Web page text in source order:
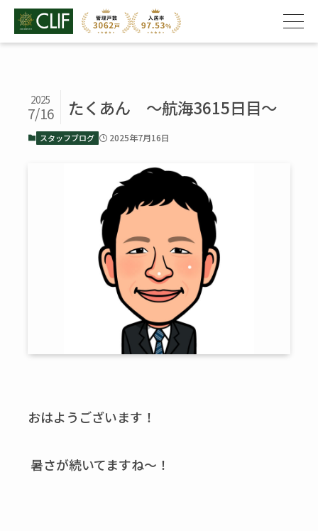
たくあん ～航海3615日目～
2025
7/16
スタッフブログ 2025年7月16日
おはようございます！
暑さが続いてますね〜！